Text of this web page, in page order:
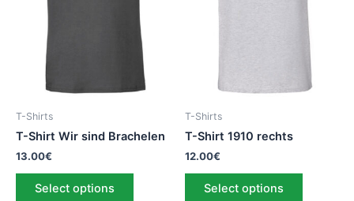
T-Shirts
T-Shirt Wir sind Brachelen
13.00€
Select options
T-Shirts
T-Shirt 1910 rechts
12.00€
Select options